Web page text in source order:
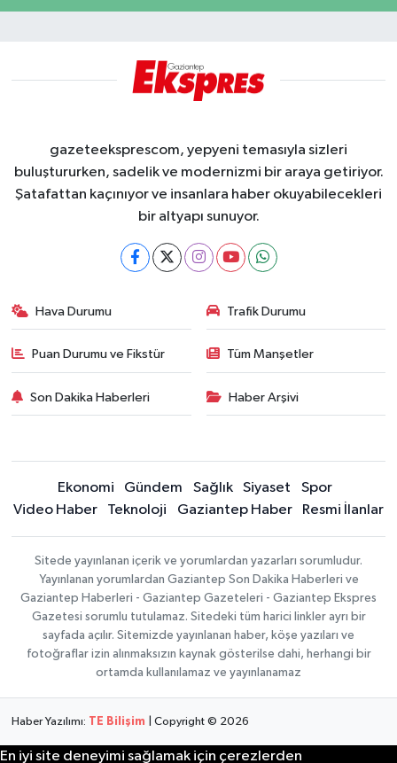
gazeteeksprescom, yepyeni temasıyla sizleri
buluştururken, sadelik ve modernizmi bir araya getiriyor.
Şatafattan kaçınıyor ve insanlara haber okuyabilecekleri
bir altyapı sunuyor.
Hava Durumu Trafik Durumu
Puan Durumu ve Fikstür Tüm Manşetler
Son Dakika Haberleri Haber Arşivi
Ekonomi Gündem Sağlık Siyaset
Spor
Video Haber
Teknoloji Gaziantep Haber Resmi İlanlar
Sitede yayınlanan içerik ve yorumlardan yazarları sorumludur.
Yayınlanan yorumlardan Gaziantep Son Dakika Haberleri ve
Gaziantep Haberleri - Gaziantep Gazeteleri - Gaziantep Ekspres
Gazetesi sorumlu tutulamaz. Sitedeki tüm harici linkler ayrı bir
sayfada açılır. Sitemizde yayınlanan haber, köşe yazıları ve
fotoğraflar izin alınmaksızın kaynak gösterilse dahi, herhangi bir
ortamda kullanılamaz ve yayınlanamaz
Haber Yazılımı: TE Bilişim | Copyright © 2026
En iyi site deneyimi sağlamak için çerezlerden